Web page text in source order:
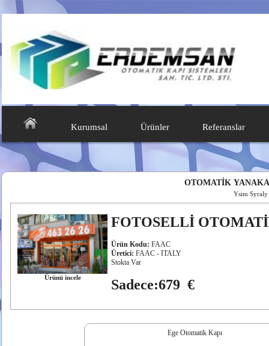
Kurumsal Ürünler Referanslar
OTOMATİK
Ysim Syraly
Ürünü incele
FOTOSELLİ
Ürün Kodu: FAAC
Üretici: FAAC - ITALY
Stokta Var
Sadece:679 €
Ege Otomatik Kapı